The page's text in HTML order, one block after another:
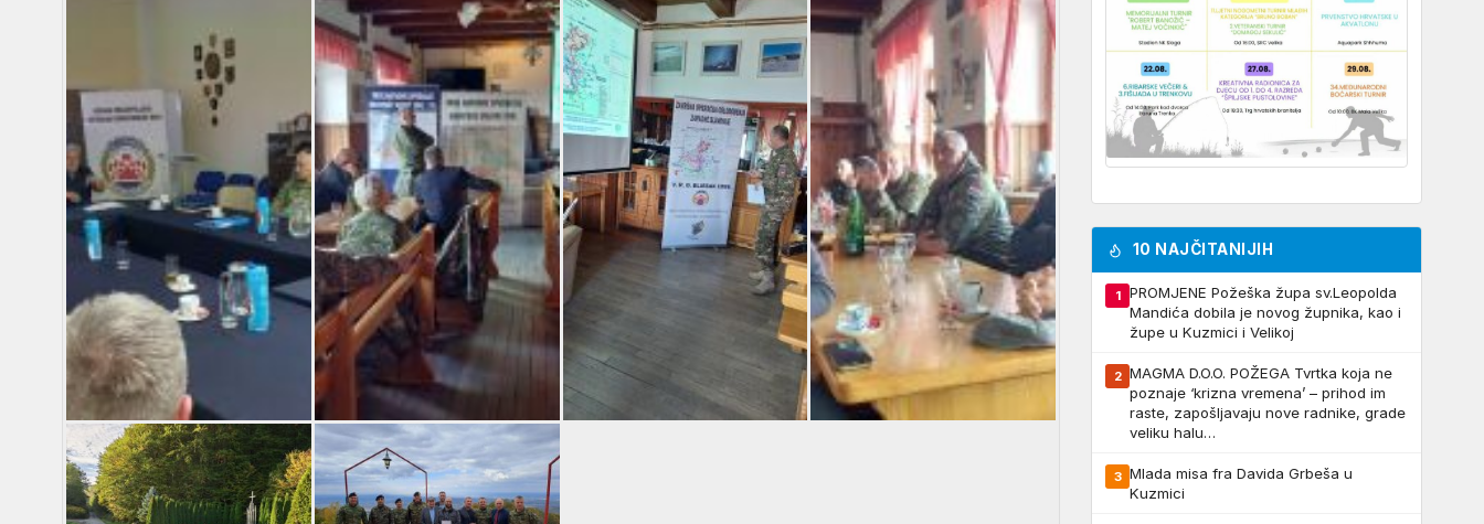
10 NAJČITANIJIH
1
PROMJENE Požeška župa sv.Leopolda
Mandića dobila je novog župnika, kao i
župe u Kuzmici i Velikoj
2 MAGMA D.O.O. POŽEGA Tvrtka koja ne
poznaje ‘krizna vremena’ – prihod im
raste, zapošljavaju nove radnike, grade
veliku halu…
3 Mlada misa fra Davida Grbeša u
Kuzmici